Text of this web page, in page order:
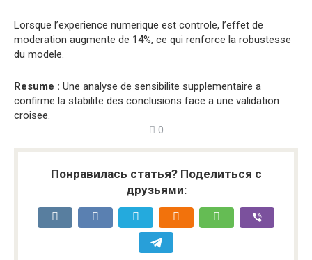
Lorsque l’experience numerique est controle, l’effet de
moderation augmente de 14%, ce qui renforce la robustesse
du modele.
Resume : Une analyse de sensibilite supplementaire a
confirme la stabilite des conclusions face a une validation
croisee.
0
Понравилась статья? Поделиться с
друзьями: